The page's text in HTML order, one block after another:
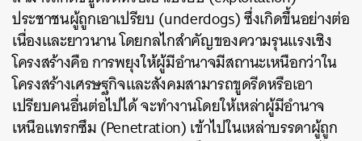
ประชาชนผู้ถูกเอาเปรียบ (underdogs) ซึ่งเกิดขึ้นอย่างต่อ
เนื่องและยาวนาน โดยกลไกสำคัญของความรุนแรงเชิง
โครงสร้างคือ การพยุงให้ผู้มีอำนาจมีสถานะเหนือกว่าใน
โครงสร้างเศรษฐกิจและสังคมสามารถขูดรีดหรือเอา
เปรียบคนอื่นต่อไปได้ จะทำงานโดยให้เหล่าผู้มีอำนาจ
เหนือแทรกซึม (Penetration) เข้าไปในเหล่าบรรดาผู้ถูก